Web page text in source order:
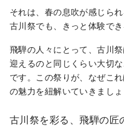
それは、春の息吹が感じら
古川祭でも、きっと体験でき
飛騨の人々にとって、古川
迎えるのと同じくらい大切
です。この祭りが、なぜこ
の魅力を紐解いていきましょ
古川祭を彩る、飛騨の匠